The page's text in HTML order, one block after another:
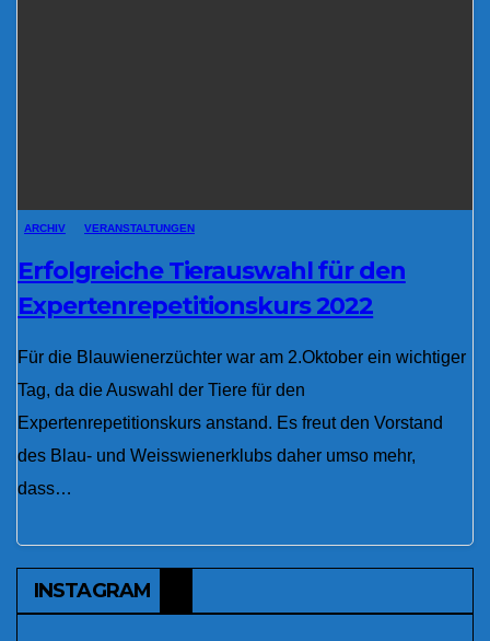
ARCHIV VERANSTALTUNGEN
Erfolgreiche Tierauswahl für den
Expertenrepetitionskurs 2022
Für die Blauwienerzüchter war am 2.Oktober ein wichtiger
Tag, da die Auswahl der Tiere für den
Expertenrepetitionskurs anstand. Es freut den Vorstand
des Blau- und Weisswienerklubs daher umso mehr,
dass…
INSTAGRAM